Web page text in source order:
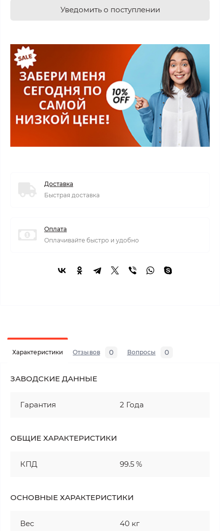
Уведомить о поступлении
Доставка
Быстрая доставка
Оплата
Оплачивайте быстро и удобно
Характеристики Отзывов 0 Вопросы 0
ЗАВОДСКИЕ ДАННЫЕ
Гарантия 2 Года
ОБЩИЕ ХАРАКТЕРИСТИКИ
КПД 99.5 %
ОСНОВНЫЕ ХАРАКТЕРИСТИКИ
Вес 40 кг